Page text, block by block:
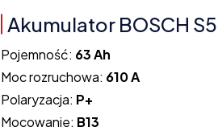
Akumulator BOSCH S5
Pojemność: 63 Ah
Moc rozruchowa: 610 A
Polaryzacja: P+
Mocowanie: B13